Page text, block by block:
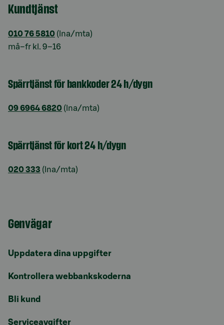
Kundtjänst
010 76 5810 (lna/mta)
må–fr kl. 9–16
Spärrtjänst för bankkoder 24 h/dygn
09 6964 6820 (lna/mta)
Spärrtjänst för kort 24 h/dygn
020 333 (lna/mta)
Genvägar
Uppdatera dina uppgifter
Kontrollera webbankskoderna
Bli kund
Serviceavgifter